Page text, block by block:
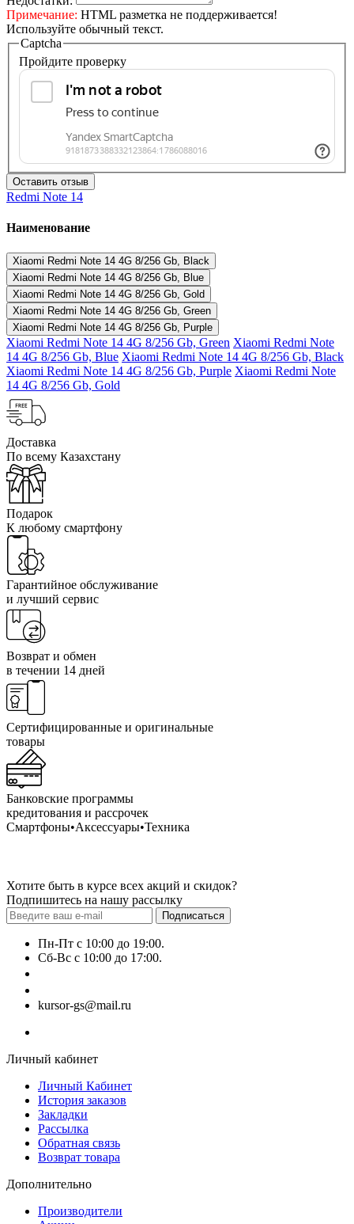
Примечание: HTML разметка не поддерживается!
Используйте обычный текст.
Captcha
Пройдите проверку
Оставить отзыв
Redmi Note 14
Наименование
Xiaomi Redmi Note 14 4G 8/256 Gb, Black
Xiaomi Redmi Note 14 4G 8/256 Gb, Blue
Xiaomi Redmi Note 14 4G 8/256 Gb, Gold
Xiaomi Redmi Note 14 4G 8/256 Gb, Green
Xiaomi Redmi Note 14 4G 8/256 Gb, Purple
Xiaomi Redmi Note 14 4G 8/256 Gb, Green Xiaomi Redmi Note
14 4G 8/256 Gb, Blue Xiaomi Redmi Note 14 4G 8/256 Gb, Black
Xiaomi Redmi Note 14 4G 8/256 Gb, Purple Xiaomi Redmi Note
14 4G 8/256 Gb, Gold
Доставка
По всему Казахстану
Подарок
К любому смартфону
Гарантийное обслуживание
и лучший сервис
Возврат и обмен
в течении 14 дней
Сертифицированные и оригинальные
товары
Банковские программы
кредитования и рассрочек
Смартфоны•Аксессуары•Техника
Хотите быть в курсе всех акций и скидок?
Подпишитесь на нашу рассылку
Подписаться
Пн-Пт с 10:00 до 19:00.
Сб-Вс с 10:00 до 17:00.
kursor-gs@mail.ru
Личный кабинет
Личный Кабинет
История заказов
Закладки
Рассылка
Обратная связь
Возврат товара
Дополнительно
Производители